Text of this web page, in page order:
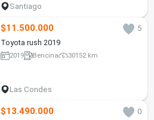
Santiago
$11.500.000
5
Toyota rush 2019
2019 Bencina 30152 km
Las Condes
$13.490.000
0